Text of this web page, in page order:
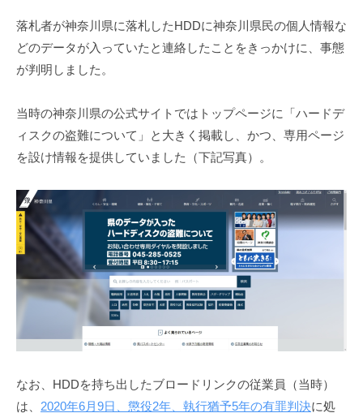
落札者が神奈川県に落札したHDDに神奈川県民の個人情報な
どのデータが入っていたと連絡したことをきっかけに、事態
が判明しました。
当時の神奈川県の公式サイトではトップページに「ハードデ
ィスクの盗難について」と大きく掲載し、かつ、専用ページ
を設け情報を提供していました（下記写真）。
なお、HDDを持ち出したブロードリンクの従業員（当時）
は、 2020年6月9日、懲役2年、執行猶予5年の有罪判決に処